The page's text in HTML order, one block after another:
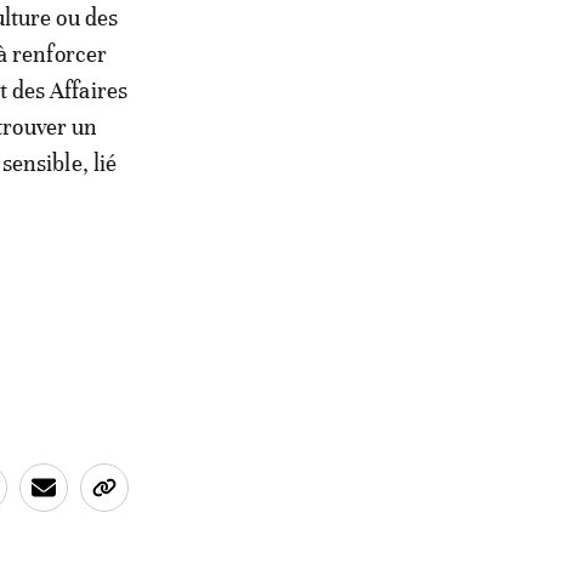
ou des
renforcer
des Affaires
un
lié